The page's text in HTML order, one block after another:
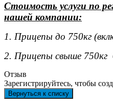
Стоимость услуги по
нашей компании:
1. Прицепы до 750кг
2. Прицепы свыше 750кг
Отзыв
Зарегистрируйтесь, чтобы